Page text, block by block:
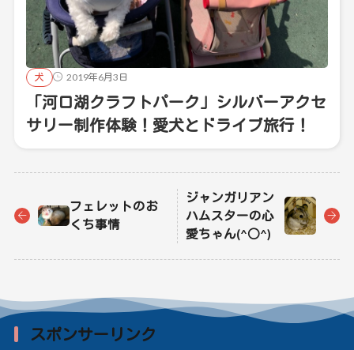
犬 2019年6月3日
「河口湖クラフトパーク」シルバーアクセ
サリー制作体験！愛犬とドライブ旅行！
フェレットのお
くち事情
ジャンガリアン
ハムスターの心
愛ちゃん(^○^)
スポンサーリンク